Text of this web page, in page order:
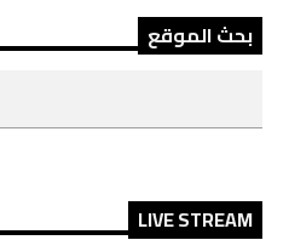
بحث الموقع
LIVE STREAM